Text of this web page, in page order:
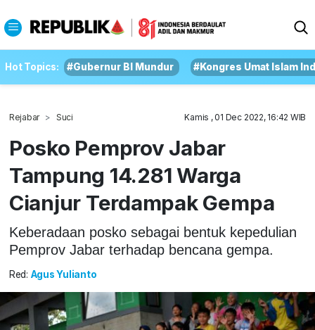
Hot Topics: #Gubernur BI Mundur #Kongres Umat Islam
Rejabar Suci Kamis , 01 Dec 2022, 16:42 WIB
Posko Pemprov Jabar
Tampung 14.281 Warga
Cianjur Terdampak Gempa
Keberadaan posko sebagai bentuk kepedulian
Pemprov Jabar terhadap bencana gempa.
Red: Agus Yulianto